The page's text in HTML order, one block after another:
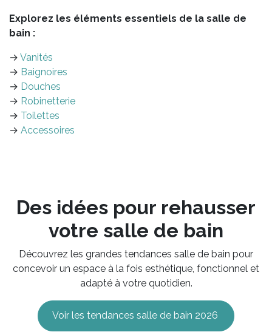
Explorez les éléments essentiels de la salle de
bain :
→ Vanités
→ Baignoires
→ Douches
→ Robinetterie
→ Toilettes
→ Accessoires
Des idées pour rehausser
votre salle de bain
Découvrez les grandes tendances salle de bain pour
concevoir un espace à la fois esthétique, fonctionnel et
adapté à votre quotidien.
Voir les tendances salle de bain 2026